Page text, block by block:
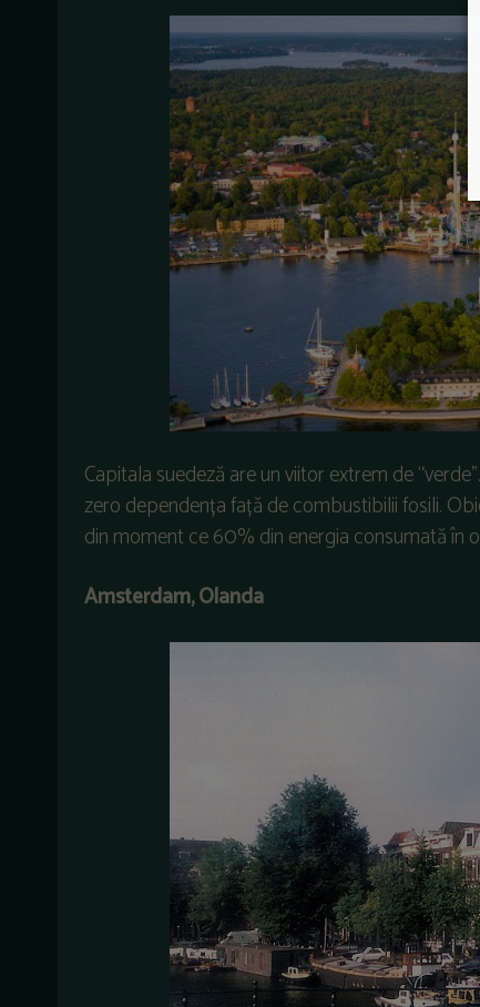
Capitala suedeză are un viitor extrem de
zero dependența față de combustibilii fosili.
din moment ce 60% din energia consumată în
Amsterdam, Olanda